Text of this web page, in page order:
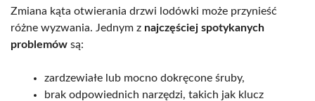
Zmiana kąta otwierania drzwi lodówki może przynieść
różne wyzwania. Jednym z najczęściej spotykanych
problemów są:
zardzewiałe lub mocno dokręcone śruby,
brak odpowiednich narzędzi, takich jak klucz